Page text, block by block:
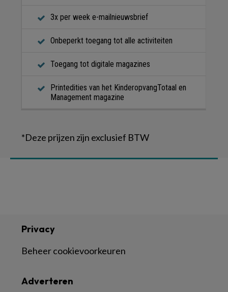
3x per week e-mailnieuwsbrief
Onbeperkt toegang tot alle activiteiten
Toegang tot digitale magazines
Printedities van het KinderopvangTotaal en
Management magazine
*Deze prijzen zijn exclusief BTW
Adverteren
Privacy
Beheer cookievoorkeuren